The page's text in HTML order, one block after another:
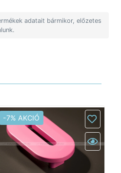
adatait bármikor, előzetes
-7% AKCIÓ